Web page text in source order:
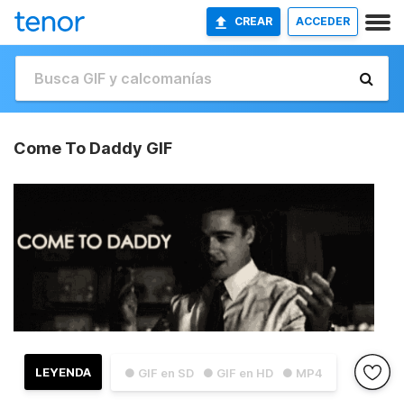
CREAR ACCEDER
Come To Daddy GIF
● GIF en SD ● GIF en HD ● MP4
LEYENDA